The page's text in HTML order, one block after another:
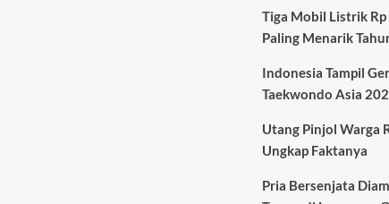
Tiga Mobil Listrik
Paling Menarik
Indonesia Tampil
Taekwondo Asia
Utang Pinjol Warga
Ungkap Faktanya
Pria Bersenjata